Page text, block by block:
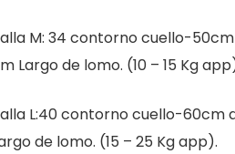
M: 34 contorno cuello-
Largo de lomo. (10 – 15 Kg
L:40 contorno cuello-60cm
de lomo. (15 – 25 Kg app).